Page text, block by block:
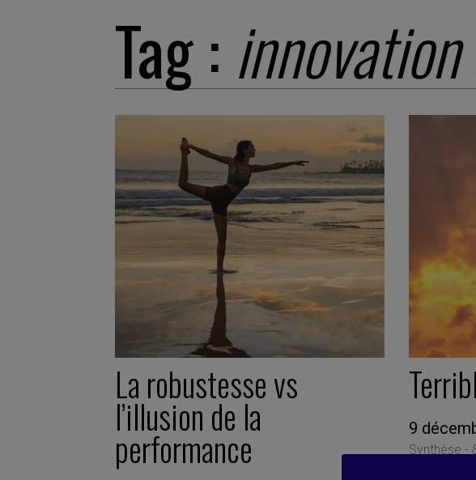
Tag :
La robustesse vs
l’illusion de la
performance 9
Synthèse -